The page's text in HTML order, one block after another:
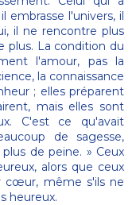
embrasse l'univers, il
il ne rencontre plus
plus. La condition du
l'amour, pas la
la connaissance
; elles préparent
mais elles sont
C'est ce qu'avait
de sagesse,
de peine. » Ceux
alors que ceux
cœur, même s'ils ne
heureux.